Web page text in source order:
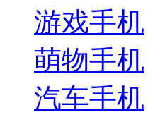
游戏手机
萌物手机
汽车手机